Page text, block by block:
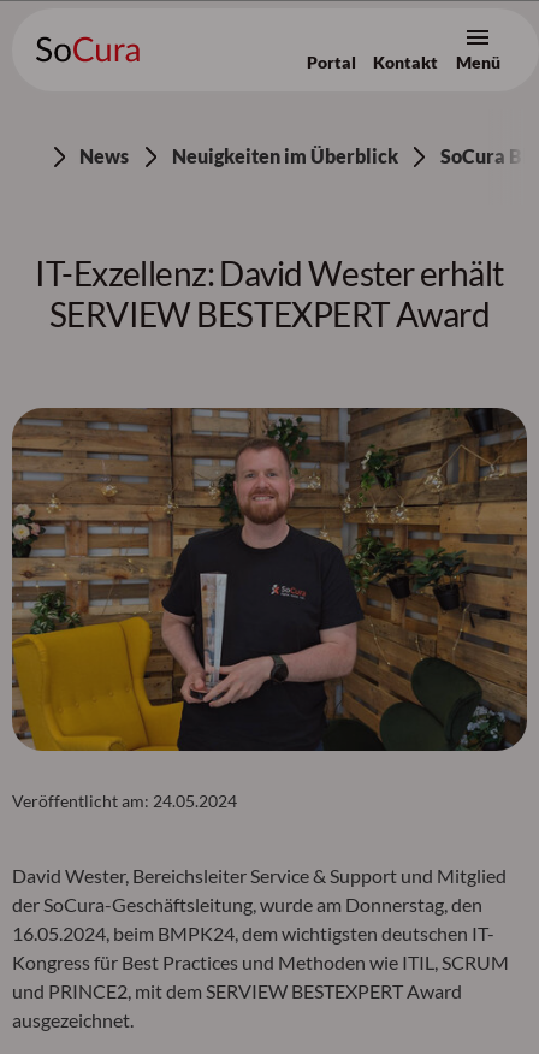
Portal Kontakt Menü
News Neuigkeiten im Überblick SoCura
IT-Exzellenz: David Wester erhält
SERVIEW BESTEXPERT Award
Veröffentlicht am: 24.05.2024
David Wester, Bereichsleiter Service & Support und Mitglied
der SoCura-Geschäftsleitung, wurde am Donnerstag, den
16.05.2024, beim BMPK24, dem wichtigsten deutschen IT-
Kongress für Best Practices und Methoden wie ITIL, SCRUM
und PRINCE2, mit dem SERVIEW BESTEXPERT Award
ausgezeichnet.